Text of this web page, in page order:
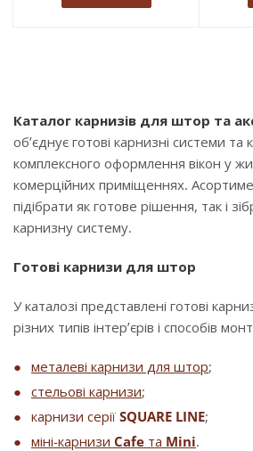
Каталог карнизів для штор та
об’єднує готові карнизні системи та
комплексного оформлення вікон у
комерційних приміщеннях.
підібрати як готове рішення, так і
карнизну систему.
Готові карнизи для штор
У каталозі представлені готові
різних типів інтер’єрів і способів
металеві карнизи для штор;
стельові карнизи;
карнизи серії SQUARE LINE;
міні-карнизи Cafe та Mini.